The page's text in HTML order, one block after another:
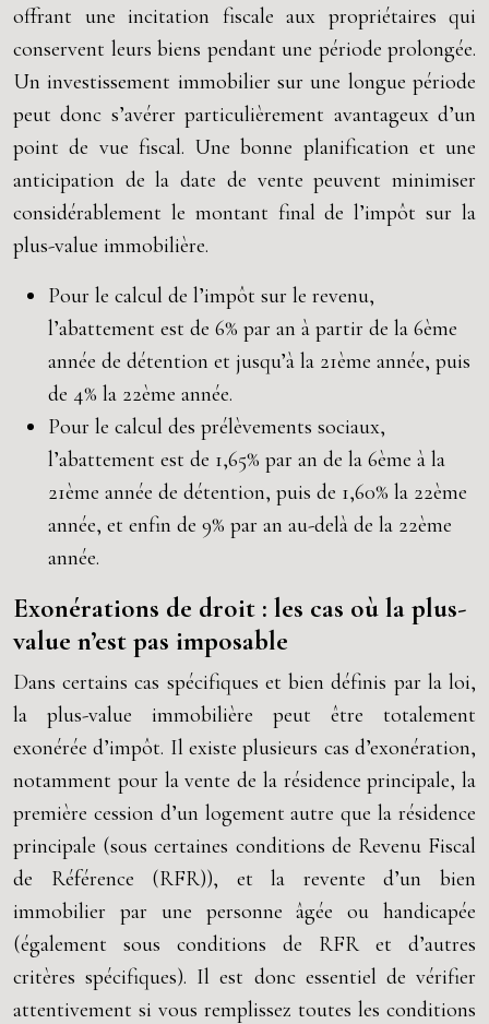
offrant une incitation fiscale aux propriétaires qui
conservent leurs biens pendant une période prolongée.
Un investissement immobilier sur une longue période
peut donc s’avérer particulièrement avantageux d’un
point de vue fiscal. Une bonne planification et une
anticipation de la date de vente peuvent minimiser
considérablement le montant final de l’impôt sur la
plus-value immobilière.
Pour le calcul de l’impôt sur le revenu,
l’abattement est de 6% par an à partir de la 6ème
année de détention et jusqu’à la 21ème année, puis
de 4% la 22ème année.
Pour le calcul des prélèvements sociaux,
l’abattement est de 1,65% par an de la 6ème à la
21ème année de détention, puis de 1,60% la 22ème
année, et enfin de 9% par an au-delà de la 22ème
année.
Exonérations de droit : les cas où la plus-
value n’est pas imposable
Dans certains cas spécifiques et bien définis par la loi,
la plus-value immobilière peut être totalement
exonérée d’impôt. Il existe plusieurs cas d’exonération,
notamment pour la vente de la résidence principale, la
première cession d’un logement autre que la résidence
principale (sous certaines conditions de Revenu Fiscal
de Référence (RFR)), et la revente d’un bien
immobilier par une personne âgée ou handicapée
(également sous conditions de RFR et d’autres
critères spécifiques). Il est donc essentiel de vérifier
attentivement si vous remplissez toutes les conditions